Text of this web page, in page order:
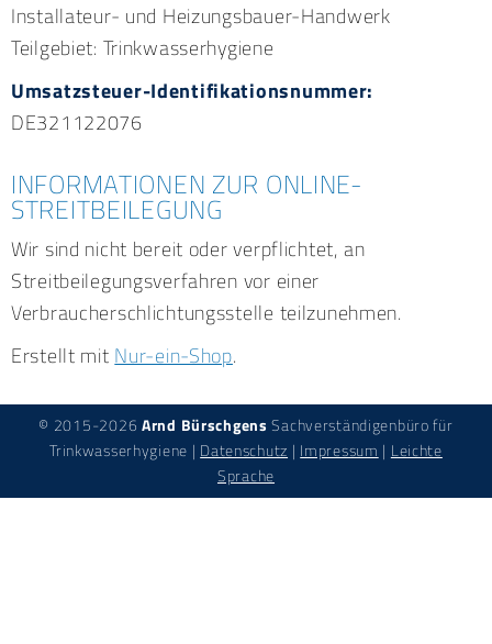
Installateur- und Heizungsbauer-Handwerk
Teilgebiet: Trinkwasserhygiene
Umsatzsteuer-Identifikationsnummer:
DE321122076
INFORMATIONEN ZUR ONLINE-
STREITBEILEGUNG
Wir sind nicht bereit oder verpflichtet, an
Streitbeilegungsverfahren vor einer
Verbraucherschlichtungsstelle teilzunehmen.
Erstellt mit Nur-ein-Shop.
© 2015-2026 Arnd Bürschgens Sachverständigenbüro für
Trinkwasserhygiene | Datenschutz | Impressum | Leichte
Sprache